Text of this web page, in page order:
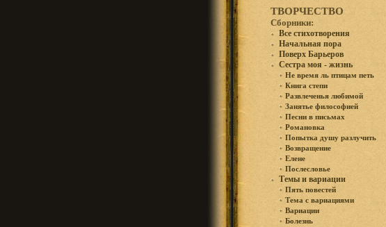
ТВОРЧЕСТВО
Сборники:
Все стихотворения
Начальная пора
Поверх Барьеров
Сестра моя - жизнь
Не время ль птицам петь
Книга степи
Развлеченья любимой
Занятье философией
Песни в письмах
Романовка
Попытка душу разлучить
Возвращение
Елене
Послесловье
Темы и вариации
Пять повестей
Тема с вариациями
Вариации
Болезнь